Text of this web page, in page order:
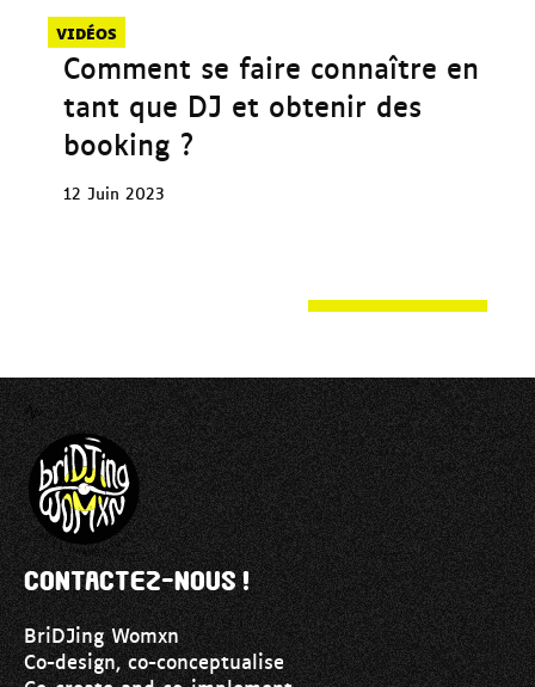
VIDÉOS
Comment se faire connaître en
tant que DJ et obtenir des
booking ?
12 Juin 2023
Contactez-nous !
BriDJing Womxn
Co-design, co-conceptualise